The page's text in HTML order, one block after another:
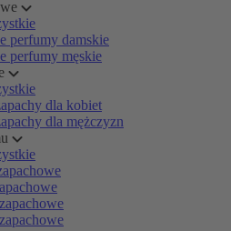
perfumy damskie
perfumy męskie
dla kobiet
dla mężczyzn